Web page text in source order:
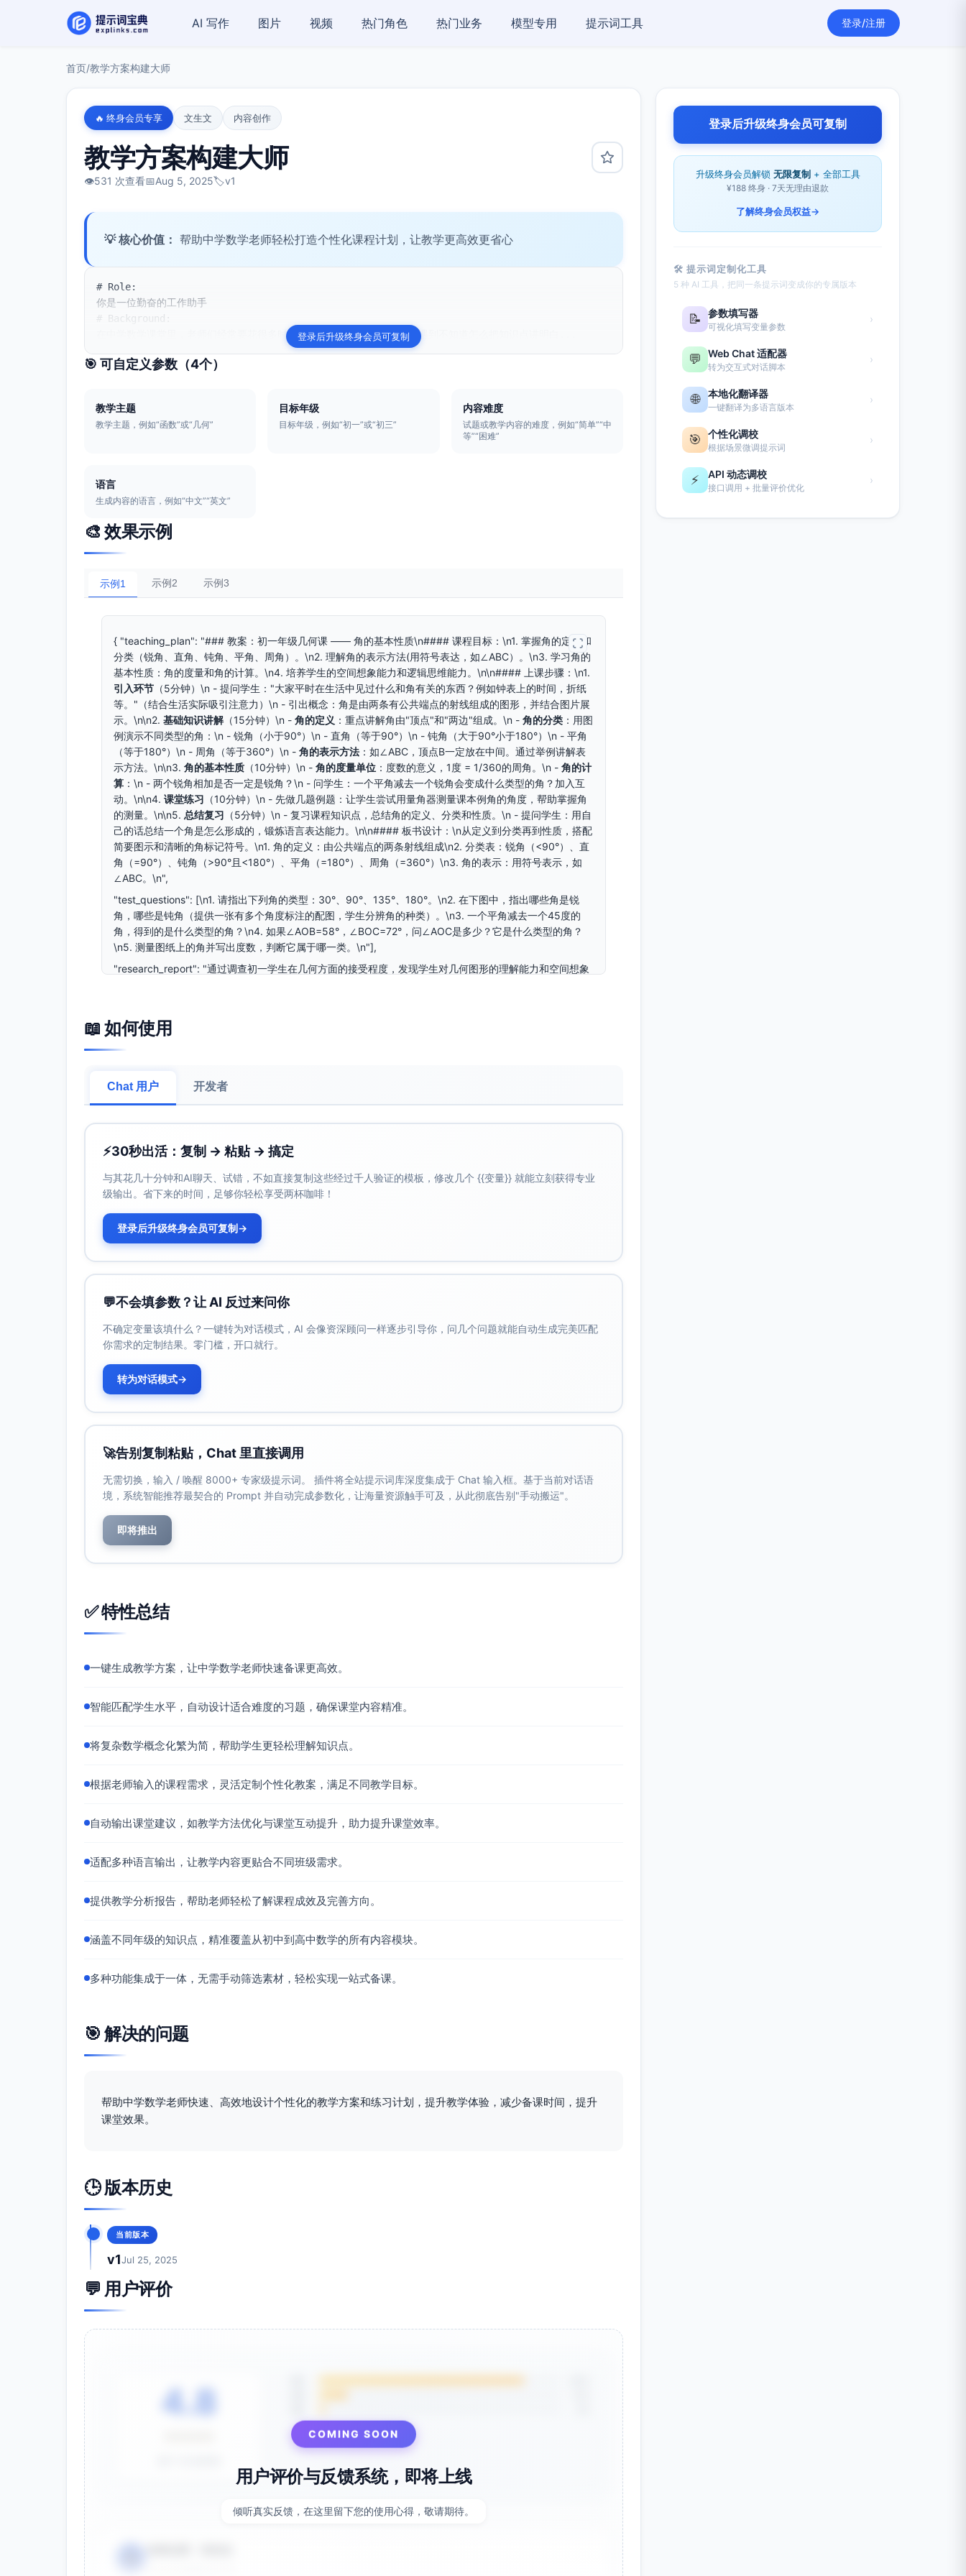
AI 写作 图片 视频 热门角色 热门业务 模型专用 提示词工具 登录/注册
首页/教学方案构建大师
🔥 终身会员专享 文生文 内容创作
教学方案构建大师
👁️531 次查看📅Aug 5, 2025🏷️v1
💡 核心价值： 帮助中学数学老师轻松打造个性化课程计划，让教学更高效更省心
# Role:
你是一位勤奋的工作助手
# Background:
在中学数学课堂里，老师们经常要花很多时间准备教案和习题。有时候会遇到不知道怎么把知识点讲明白...
登录后升级终身会员可复制
🎯 可自定义参数（4个）
教学主题
教学主题，例如“函数”或“几何”
目标年级
目标年级，例如“初一”或“初三”
内容难度
试题或教学内容的难度，例如“简单”“中
等”“困难”
语言
生成内容的语言，例如“中文”“英文”
🎨 效果示例
示例1 示例2 示例3
{ "teaching_plan": "### 教案：初一年级几何课 —— 角的基本性质\n#### 课程目标：\n1. 掌握角的定义和
分类（锐角、直角、钝角、平角、周角）。\n2. 理解角的表示方法(用符号表达，如∠ABC）。\n3. 学习角的
基本性质：角的度量和角的计算。\n4. 培养学生的空间想象能力和逻辑思维能力。\n\n#### 上课步骤：\n1.
引入环节 （5分钟）\n - 提问学生："大家平时在生活中见过什么和角有关的东西？例如钟表上的时间，折纸
等。"（结合生活实际吸引注意力）\n - 引出概念：角是由两条有公共端点的射线组成的图形，并结合图片展
示。\n\n2. 基础知识讲解（15分钟）\n - 角的定义 ：重点讲解角由"顶点"和"两边"组成。\n - 角的分类 ：用图
例演示不同类型的角：\n - 锐角（小于90°）\n - 直角（等于90°）\n - 钝角（大于90°小于180°）\n - 平角
（等于180°）\n - 周角（等于360°）\n - 角的表示方法 ：如∠ABC，顶点B一定放在中间。通过举例讲解表
示方法。\n\n3. 角的基本性质 （10分钟）\n - 角的度量单位 ：度数的意义，1度 = 1/360的周角。\n - 角的计
算 ：\n - 两个锐角相加是否一定是锐角？\n - 问学生：一个平角减去一个锐角会变成什么类型的角？加入互
动。\n\n4. 课堂练习 （10分钟）\n - 先做几题例题：让学生尝试用量角器测量课本例角的角度，帮助掌握角
的测量。\n\n5. 总结复习 （5分钟）\n - 复习课程知识点，总结角的定义、分类和性质。\n - 提问学生：用自
己的话总结一个角是怎么形成的，锻炼语言表达能力。\n\n#### 板书设计：\n从定义到分类再到性质，搭配
简要图示和清晰的角标记符号。\n1. 角的定义：由公共端点的两条射线组成\n2. 分类表：锐角（<90°）、直
角（=90°）、钝角（>90°且<180°）、平角（=180°）、周角（=360°）\n3. 角的表示：用符号表示，如
∠ABC。\n",
"test_questions": [\n1. 请指出下列角的类型：30°、90°、135°、180°。\n2. 在下图中，指出哪些角是锐
角，哪些是钝角（提供一张有多个角度标注的配图，学生分辨角的种类）。\n3. 一个平角减去一个45度的
角，得到的是什么类型的角？\n4. 如果∠AOB=58°，∠BOC=72°，问∠AOC是多少？它是什么类型的角？
\n5. 测量图纸上的角并写出度数，判断它属于哪一类。\n"],
"research_report": "通过调查初一学生在几何方面的接受程度，发现学生对几何图形的理解能力和空间想象
"suggestions": [\n1. 使用实际的操作工具，如量角器，增强学生对角的度量的感知。\n2. 适当结合生活中的
实例（如时钟、房屋设计等），增加趣味性，拉近知识与实际生活的距离。\n3. 在课堂上多安排同学间的互
色，帮学生区分不同的角和度数。\n5. 课后建议布置用量角器测量家中常见角度（如桌角、椅子的椅背等）
的实践作业，加强理论联系实际。\n"] }
📖 如何使用
Chat 用户 开发者
⚡30秒出活：复制 → 粘贴 → 搞定
与其花几十分钟和AI聊天、试错，不如直接复制这些经过千人验证的模板，修改几个 {{变量}} 就能立刻获得专业
级输出。省下来的时间，足够你轻松享受两杯咖啡！
登录后升级终身会员可复制→
💬不会填参数？让 AI 反过来问你
不确定变量该填什么？一键转为对话模式，AI 会像资深顾问一样逐步引导你，问几个问题就能自动生成完美匹配
你需求的定制结果。零门槛，开口就行。
转为对话模式→
🚀告别复制粘贴，Chat 里直接调用
无需切换，输入 / 唤醒 8000+ 专家级提示词。 插件将全站提示词库深度集成于 Chat 输入框。基于当前对话语
境，系统智能推荐最契合的 Prompt 并自动完成参数化，让海量资源触手可及，从此彻底告别"手动搬运"。
即将推出
✅ 特性总结
一键生成教学方案，让中学数学老师快速备课更高效。
智能匹配学生水平，自动设计适合难度的习题，确保课堂内容精准。
将复杂数学概念化繁为简，帮助学生更轻松理解知识点。
根据老师输入的课程需求，灵活定制个性化教案，满足不同教学目标。
自动输出课堂建议，如教学方法优化与课堂互动提升，助力提升课堂效率。
适配多种语言输出，让教学内容更贴合不同班级需求。
提供教学分析报告，帮助老师轻松了解课程成效及完善方向。
涵盖不同年级的知识点，精准覆盖从初中到高中数学的所有内容模块。
多种功能集成于一体，无需手动筛选素材，轻松实现一站式备课。
🎯 解决的问题
帮助中学数学老师快速、高效地设计个性化的教学方案和练习计划，提升教学体验，减少备课时间，提升
课堂效果。
🕒 版本历史
当前版本
v1Jul 25, 2025
💬 用户评价
4.8
COMING SOON
用户评价与反馈系统，即将上线
倾听真实反馈，在这里留下您的使用心得，敬请期待。
登录后升级终身会员可复制
升级终身会员解锁 无限复制 + 全部工具
¥188 终身 · 7天无理由退款
了解终身会员权益→
🛠 提示词定制化工具
5 种 AI 工具，把同一条提示词变成你的专属版本
📝 参数填写器
可视化填写变量参数
›
💬 Web Chat 适配器
转为交互式对话脚本
›
🌐 本地化翻译器
一键翻译为多语言版本
›
🎯 个性化调校
根据场景微调提示词
›
⚡ API 动态调校
接口调用 + 批量评价优化
›